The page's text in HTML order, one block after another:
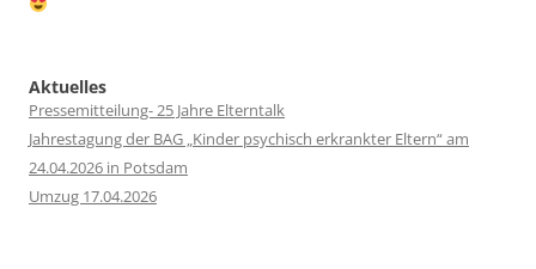
Aktuelles
Pressemitteilung- 25 Jahre Elterntalk
Jahrestagung der BAG „Kinder psychisch erkrankter Eltern“ am
24.04.2026 in Potsdam
Umzug 17.04.2026